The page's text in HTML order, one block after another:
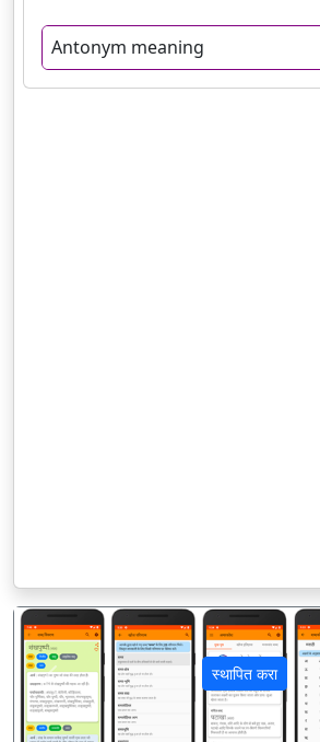
Antonym meaning
स्थापित करा
पिछला